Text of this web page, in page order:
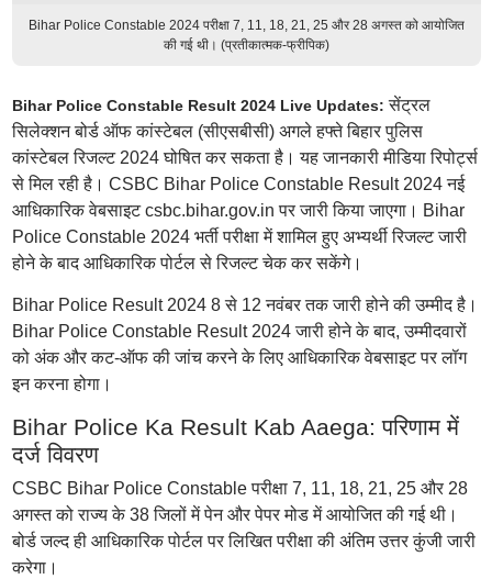
Bihar Police Constable 2024 परीक्षा 7, 11, 18, 21, 25 और 28 अगस्त को आयोजित
की गई थी। (प्रतीकात्मक-फ्रीपिक)
Bihar Police Constable Result 2024 Live Updates:सेंट्रल
सिलेक्शन बोर्ड ऑफ कांस्टेबल (सीएसबीसी) अगले हफ्ते बिहार पुलिस
कांस्टेबल रिजल्ट 2024 घोषित कर सकता है। यह जानकारी मीडिया रिपोर्ट्स
से मिल रही है। CSBC Bihar Police Constable Result 2024 नई
आधिकारिक वेबसाइट csbc.bihar.gov.in पर जारी किया जाएगा। Bihar
Police Constable 2024 भर्ती परीक्षा में शामिल हुए अभ्यर्थी रिजल्ट जारी
होने के बाद आधिकारिक पोर्टल से रिजल्ट चेक कर सकेंगे।
Bihar Police Result 2024 8 से 12 नवंबर तक जारी होने की उम्मीद है।
Bihar Police Constable Result 2024 जारी होने के बाद, उम्मीदवारों
को अंक और कट-ऑफ की जांच करने के लिए आधिकारिक वेबसाइट पर लॉग
इन करना होगा।
Bihar Police Ka Result Kab Aaega: परिणाम में
दर्ज विवरण
CSBC Bihar Police Constable परीक्षा 7, 11, 18, 21, 25 और 28
अगस्त को राज्य के 38 जिलों में पेन और पेपर मोड में आयोजित की गई थी।
बोर्ड जल्द ही आधिकारिक पोर्टल पर लिखित परीक्षा की अंतिम उत्तर कुंजी जारी
करेगा।